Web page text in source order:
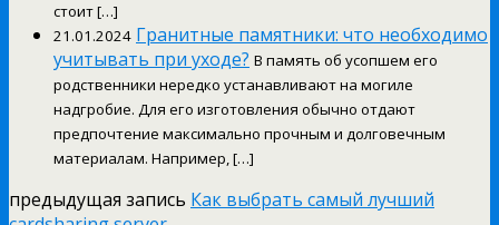
стоит […]
21.01.2024 Гранитные памятники: что необходимо
учитывать при уходе? В память об усопшем его
родственники нередко устанавливают на могиле
надгробие. Для его изготовления обычно отдают
предпочтение максимально прочным и долговечным
материалам. Например, […]
предыдущая запись Как выбрать самый лучший